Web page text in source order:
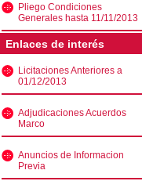
Pliego Condiciones
Generales hasta 11/11/2013
Enlaces de interés
Licitaciones Anteriores a
01/12/2013
Adjudicaciones Acuerdos
Marco
Anuncios de Informacion
Previa